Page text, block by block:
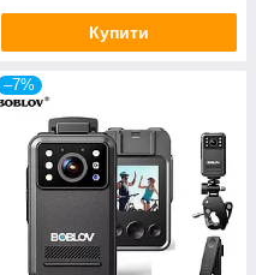
Купити
–7%